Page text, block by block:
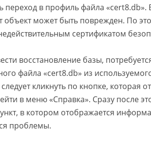
переход в профиль файла «cert8.db».
объект может быть поврежден. По
сертификатом
восстановление базы,
файла «cert8.db» из
кликнуть по кнопке, которая
в меню «Справка». Сразу после
в котором отображается
проблемы.